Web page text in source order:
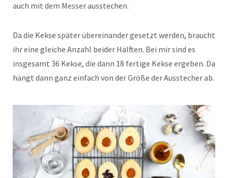
auch mit dem Messer ausstechen.
Da die Kekse später übereinander gesetzt werden, braucht
ihr eine gleiche Anzahl beider Hälften. Bei mir sind es
insgesamt 36 Kekse, die dann 18 fertige Kekse ergeben. Da
hängt dann ganz einfach von der Größe der Ausstecher ab.